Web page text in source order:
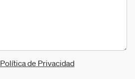
Política de Privacidad